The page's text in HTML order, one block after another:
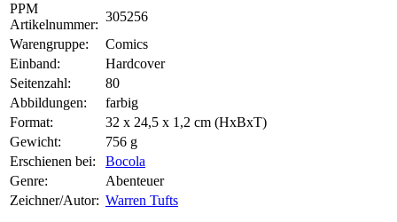
PPM
Artikelnummer:
305256
Warengruppe:
Comics
Einband:
Hardcover
Seitenzahl:
80
Abbildungen:
farbig
Format:
32 x 24,5 x 1,2 cm (HxBxT)
Gewicht:
756 g
Erschienen bei:
Bocola
Genre:
Abenteuer
Zeichner/Autor: Warren Tufts